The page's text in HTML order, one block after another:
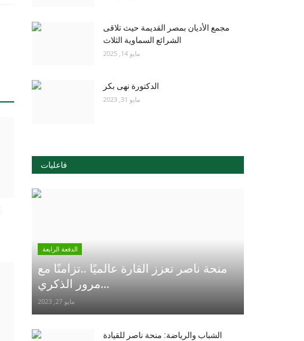
مجمع الأديان بمصر القديمة حيث تلاقى
الشرائع السماوية الثلاث
مايو 14, 2025
الدكتورة نهى بكر
مايو 31, 2023
فاعليات
الدفعة الرابعة
منحة ناصر تعزز القارة عالميًا ..تزامنًا مع
مرور الذكري...
مايو 27, 2023
الشباب والرياضة: منحة ناصر للقيادة